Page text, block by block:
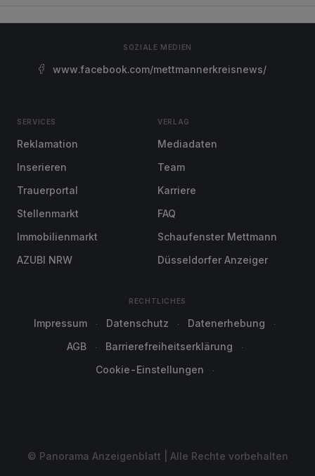
SOZIALE MEDIEN
www.facebook.com/mettmannerkreisnews/
SERVICES
Reklamation
Inserieren
Trauerportal
Stellenmarkt
Immobilienmarkt
AZUBI NRW
VERLAG
Mediadaten
Team
Karriere
FAQ
Schaufenster Mettmann
Düsseldorfer Anzeiger
RECHTLICHES
Impressum Datenschutz
Datenerhebung
AGB
Barrierefreiheitserklärung
Cookie-Einstellungen
© Panorama Anzeigenblatt | Alle Rechte vorbehalten